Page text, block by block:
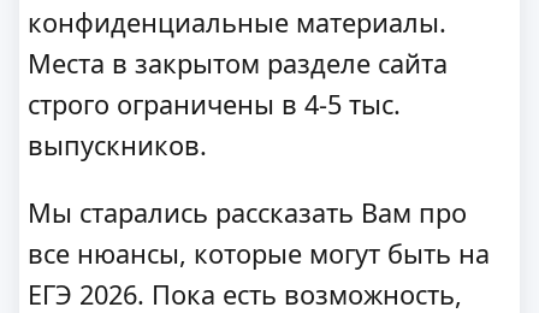
конфиденциальные материалы.
Места в закрытом разделе сайта
строго ограничены в 4-5 тыс.
выпускников.
Мы старались рассказать Вам про
все нюансы, которые могут быть на
ЕГЭ 2026. Пока есть возможность,